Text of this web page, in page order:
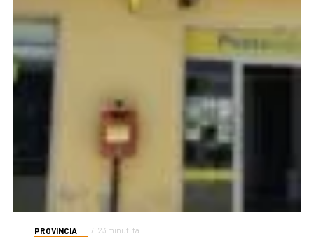
PROVINCIA 23 minuti fa